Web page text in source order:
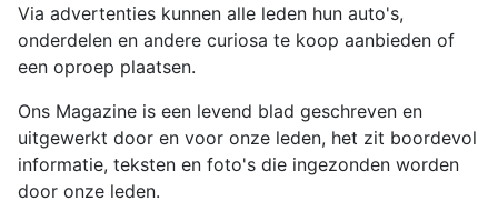
Via advertenties kunnen alle leden hun auto's,
onderdelen en andere curiosa te koop aanbieden of
een oproep plaatsen.
Ons Magazine is een levend blad geschreven en
uitgewerkt door en voor onze leden, het zit boordevol
informatie, teksten en foto's die ingezonden worden
door onze leden.